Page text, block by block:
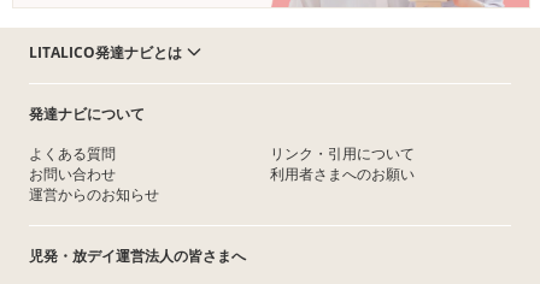
LITALICO発達ナビとは
発達ナビについて
よくある質問
お問い合わせ
運営からのお知らせ
リンク・引用について
利用者さまへのお願い
児発・放デイ運営法人の皆さまへ